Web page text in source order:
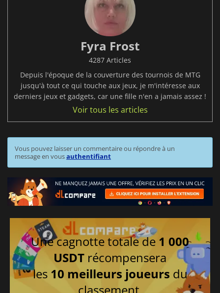
Fyra Frost
4287 Articles
Depuis l'époque de la couverture des tournois de MTG
jusqu'à tout ce qui touche aux jeux, je m'intéresse aux
derniers jeux et gadgets, car une fille n'en a jamais assez !
Voir tous les articles
Vous pouvez laisser un commentaire ou répondre à un
message en vousauthentifiant
Une cagnotte totale de 1 000
USDT récompensera
les 10 meilleurs joueurs du
classement.